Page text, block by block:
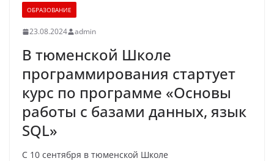
ОБРАЗОВАНИЕ
23.08.2024 admin
В тюменской Школе
программирования стартует
курс по программе «Основы
работы с базами данных, язык
SQL»
С 10 сентября в тюменской Школе